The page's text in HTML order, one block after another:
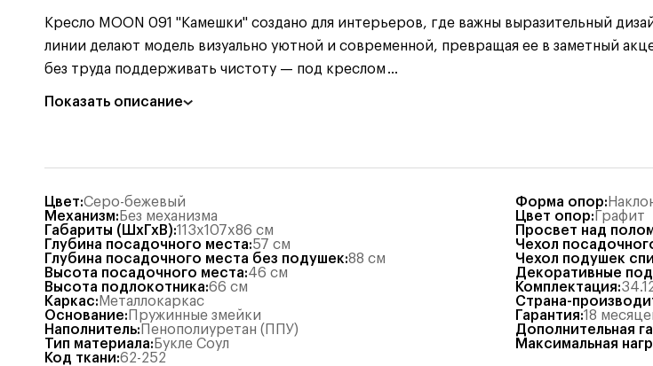
Кресло MOON 091 "Камешки" создано для интерьеров, где важны выразительный
линии делают модель визуально уютной и современной, превращая ее в заметный
без труда поддерживать чистоту — под креслом...
Показать описание
Цвет:Серо-бежевый
Механизм: Без механизма
Габариты (ШхГхВ):113x107x86 см
Глубина посадочного места:57 см
Глубина посадочного места без подушек:88 см
Высота посадочного места:46 см
Высота подлокотника:66 см
Каркас: Металлокаркас
Основание: Пружинные змейки
Наполнитель: Пенополиуретан (ППУ)
Тип материала: Букле Соул
Код ткани:62-252
Форма опор:
Цвет опор: Графит
Просвет над
Чехол
Чехол подушек
Декоративные
Комплектация:
Страна-
Гарантия:18
Дополнительная
Максимальная